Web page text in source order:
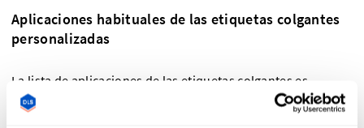
Aplicaciones habituales de las etiquetas colgantes
personalizadas
La lista de aplicaciones de las etiquetas colgantes es
infinita. Puedes utilizarlas para añadir información de la
marca, el precio, la composición, información sobre el